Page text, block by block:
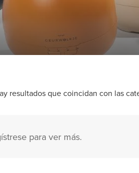
resultados que coincidan con las
para ver más.